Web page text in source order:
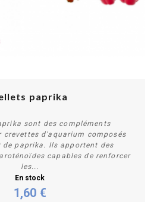
Personnaliser
paprika
sont des compléments
crevettes d'aquarium composés
de paprika. Ils apportent des
capables de renforcer
les...
En stock
1,60 €